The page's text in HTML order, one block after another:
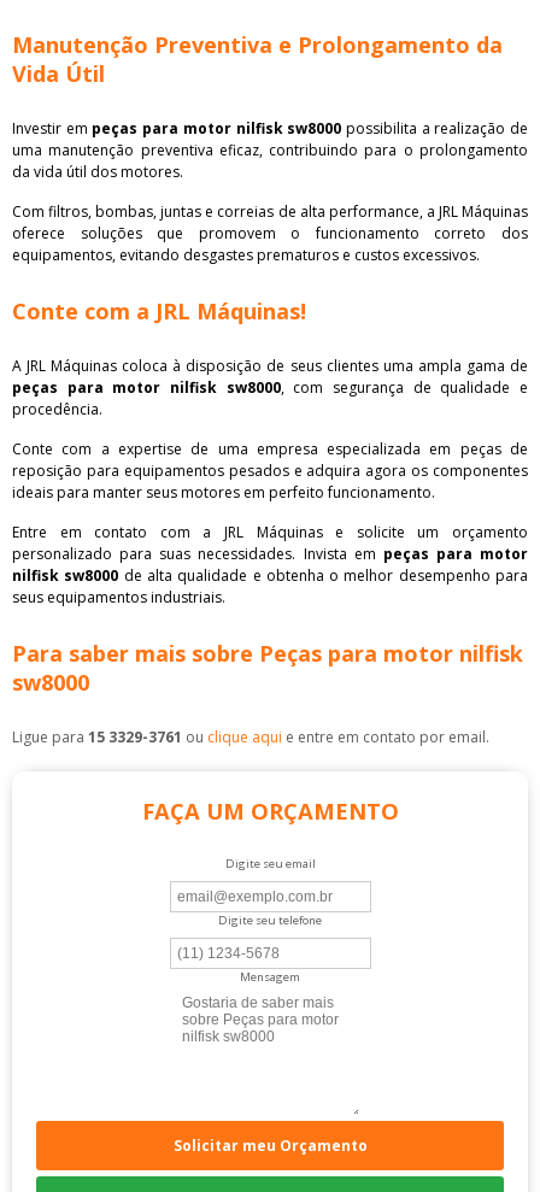
Manutenção Preventiva e Prolongamento da
Vida Útil
Investir em peças para motor nilfisk sw8000 possibilita a realização de
uma manutenção preventiva eficaz, contribuindo para o prolongamento
da vida útil dos motores.
Com filtros, bombas, juntas e correias de alta performance, a JRL Máquinas
oferece soluções que promovem o funcionamento correto dos
equipamentos, evitando desgastes prematuros e custos excessivos.
Conte com a JRL Máquinas!
A JRL Máquinas coloca à disposição de seus clientes uma ampla gama de
peças para motor nilfisk sw8000, com segurança de qualidade e
procedência.
Conte com a expertise de uma empresa especializada em peças de
reposição para equipamentos pesados e adquira agora os componentes
ideais para manter seus motores em perfeito funcionamento.
Entre em contato com a JRL Máquinas e solicite um orçamento
personalizado para suas necessidades. Invista em peças para motor
nilfisk sw8000 de alta qualidade e obtenha o melhor desempenho para
seus equipamentos industriais.
Para saber mais sobre Peças para motor nilfisk
sw8000
Ligue para 15 3329-3761 ou clique aqui e entre em contato por email.
FAÇA UM ORÇAMENTO
Digite seu email
Digite seu telefone
Mensagem
Solicitar meu Orçamento